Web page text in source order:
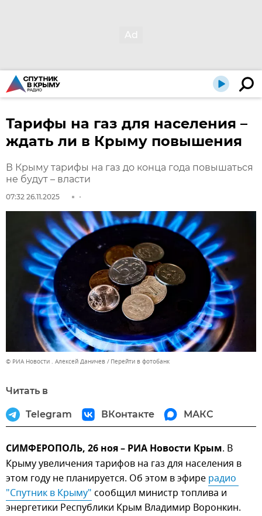
Тарифы на газ для населения –
ждать ли в Крыму повышения
В Крыму тарифы на газ до конца года повышаться
не будут – власти
07:32 26.11.2025
© РИА Новости . Алексей Даничев Перейти в фотобанк
Читать в
Telegram ВКонтакте МАКС
СИМФЕРОПОЛЬ, 26 ноя – РИА Новости Крым. В
Крыму увеличения тарифов на газ для населения в
этом году не планируется. Об этом в эфире радио
"Спутник в Крыму" сообщил министр топлива и
энергетики Республики Крым Владимир Воронкин.